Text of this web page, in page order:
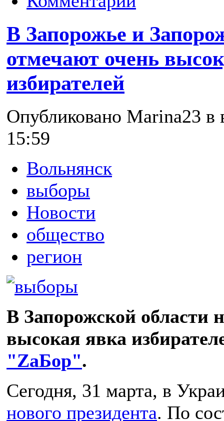
В Запорожье и
отмечают очень
избирателей
Опубликовано Marina23 в
15:59
Вольнянск
выборы
Новости
общество
регион
В Запорожской области
высокая явка
"ZаБор".
Сегодня, 31 марта, в
нового президента. По